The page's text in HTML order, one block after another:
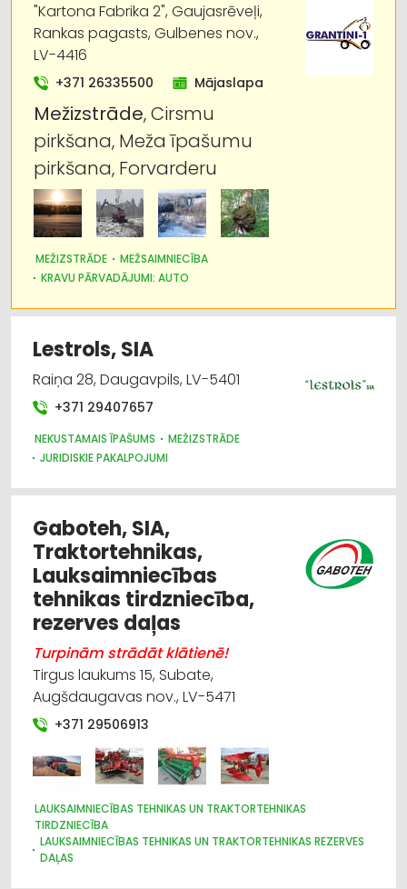
"Kartona Fabrika 2", Gaujasrēveļi,
Rankas pagasts, Gulbenes nov.,
LV-4416
+371 26335500 Mājaslapa
Mežizstrāde, Cirsmu
pirkšana, Meža īpašumu
pirkšana, Forvarderu
MEŽIZSTRĀDE
MEŽSAIMNIECĪBA
KRAVU PĀRVADĀJUMI: AUTO
Lestrols, SIA
Raiņa 28, Daugavpils, LV-5401
+371 29407657
NEKUSTAMAIS ĪPAŠUMS
MEŽIZSTRĀDE
JURIDISKIE PAKALPOJUMI
Gaboteh, SIA,
Traktortehnikas,
Lauksaimniecības
tehnikas tirdzniecība,
rezerves daļas
Turpinām strādāt klātienē!
Tirgus laukums 15, Subate,
Augšdaugavas nov., LV-5471
+371 29506913
LAUKSAIMNIECĪBAS TEHNIKAS UN TRAKTORTEHNIKAS
TIRDZNIECĪBA
LAUKSAIMNIECĪBAS TEHNIKAS UN TRAKTORTEHNIKAS REZERVES
DAĻAS